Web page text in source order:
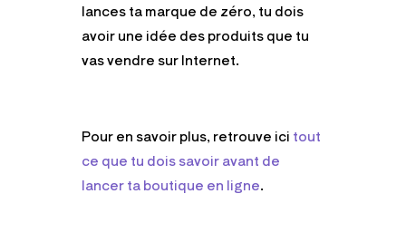
lances ta marque de zéro, tu dois
avoir une idée des produits que tu
vas vendre sur Internet.
Pour en savoir plus, retrouve ici tout
ce que tu dois savoir avant de
lancer ta boutique en ligne.